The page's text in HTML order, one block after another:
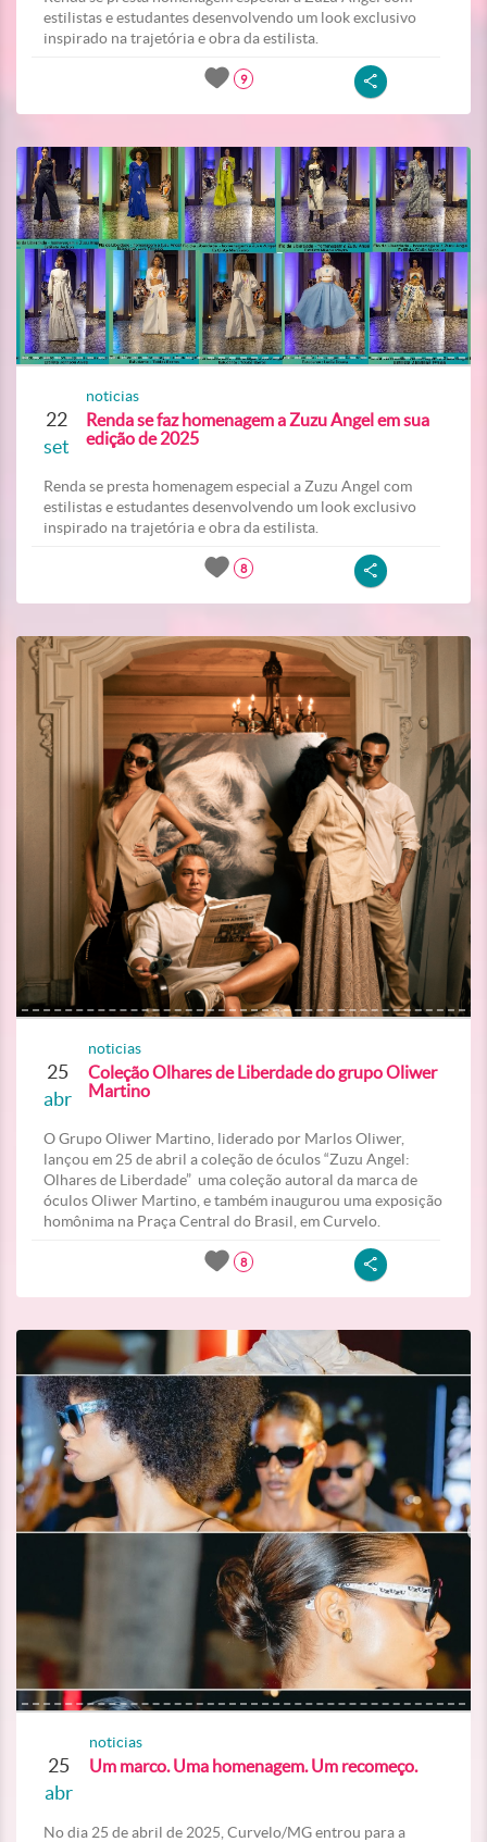
estilistas e estudantes desenvolvendo um look exclusivo
inspirado na trajetória e obra da estilista.
9
22
set
noticias
Renda se faz homenagem a Zuzu Angel em sua
edição de 2025
Renda se presta homenagem especial a Zuzu Angel com
estilistas e estudantes desenvolvendo um look exclusivo
inspirado na trajetória e obra da estilista.
8
25
abr
noticias
Coleção Olhares de Liberdade do grupo Oliwer
Martino
O Grupo Oliwer Martino, liderado por Marlos Oliwer,
lançou em 25 de abril a coleção de óculos “Zuzu Angel:
Olhares de Liberdade” uma coleção autoral da marca de
óculos Oliwer Martino, e também inaugurou uma exposição
homônima na Praça Central do Brasil, em Curvelo.
8
25
abr
noticias
Um marco. Uma homenagem. Um recomeço.
No dia 25 de abril de 2025, Curvelo/MG entrou para a